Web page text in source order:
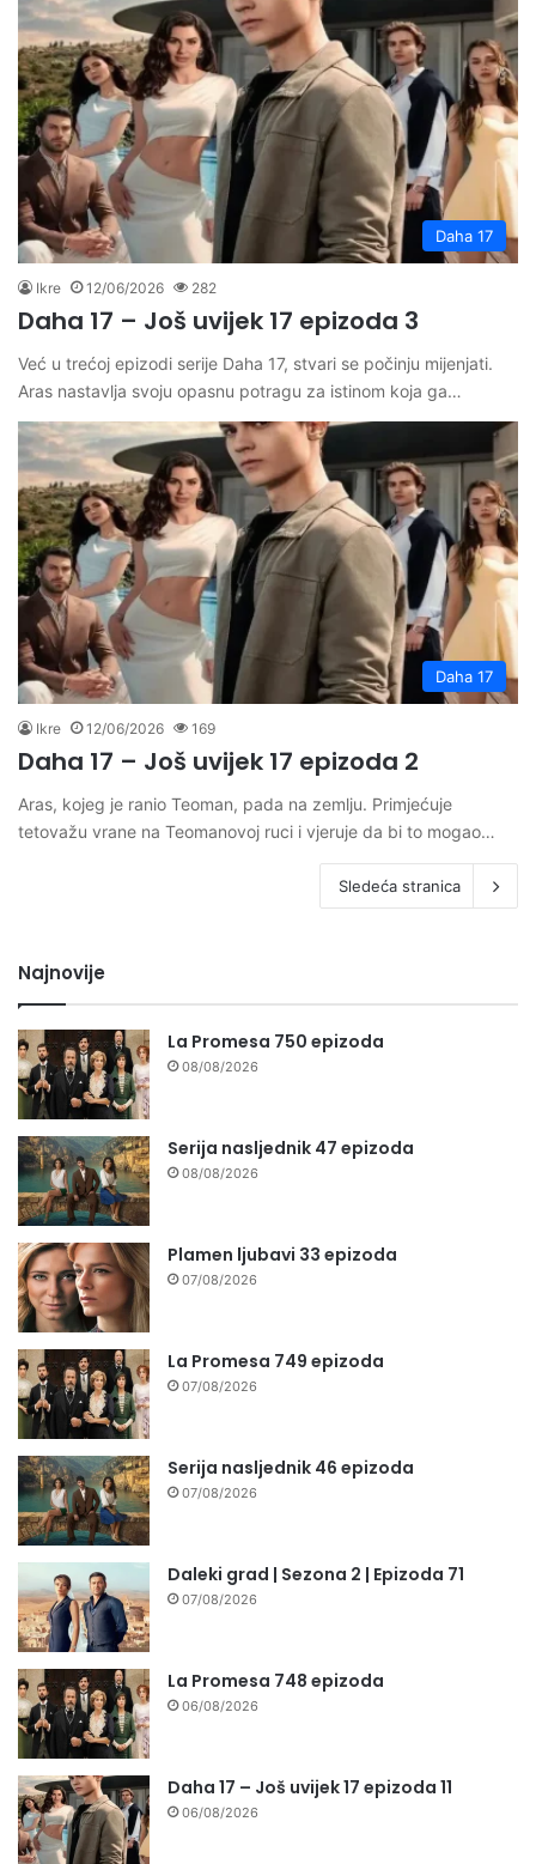
Daha 17
Ikre 12/06/2026 282
Daha 17 – Još uvijek 17 epizoda 3
Već u trećoj epizodi serije Daha 17, stvari se počinju mijenjati.
Aras nastavlja svoju opasnu potragu za istinom koja ga…
Daha 17
Ikre 12/06/2026 169
Daha 17 – Još uvijek 17 epizoda 2
Aras, kojeg je ranio Teoman, pada na zemlju. Primjećuje
tetovažu vrane na Teomanovoj ruci i vjeruje da bi to mogao…
Sledeća stranica
Najnovije
La Promesa 750 epizoda
08/08/2026
Serija nasljednik 47 epizoda
08/08/2026
Plamen ljubavi 33 epizoda
07/08/2026
La Promesa 749 epizoda
07/08/2026
Serija nasljednik 46 epizoda
07/08/2026
Daleki grad | Sezona 2 | Epizoda 71
07/08/2026
La Promesa 748 epizoda
06/08/2026
Daha 17 – Još uvijek 17 epizoda 11
06/08/2026